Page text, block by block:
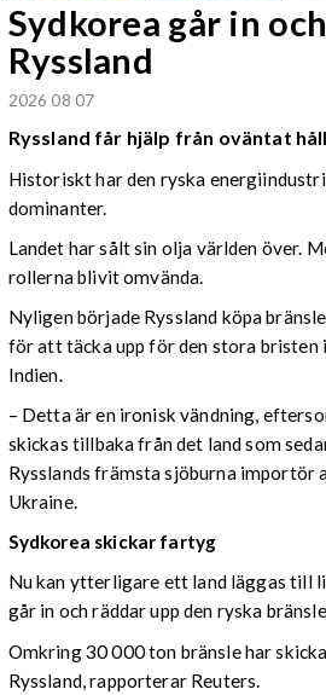
Sydkorea går in
Ryssland
2026 08 07
Ryssland får hjälp från oväntat
Historiskt har den ryska
dominanter.
Landet har sålt sin olja världen över.
rollerna blivit omvända.
Nyligen började Ryssland köpa
för att täcka upp för den stora bristen
Indien.
– Detta är en ironisk vändning,
skickas tillbaka från det land som
Rysslands främsta sjöburna importör
Ukraine.
Sydkorea skickar fartyg
Nu kan ytterligare ett land läggas till
går in och räddar upp den ryska
Omkring 30 000 ton bränsle har
Ryssland, rapporterar Reuters.